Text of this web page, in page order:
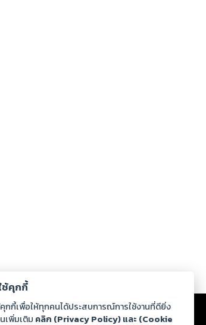
านกับเรา ดาวน์โหลด
ช้คุกกี้
คุกกี้เพื่อให้ทุกคนได้ประสบการณ์การใช้งานที่ดียิ่ง
เพิ่มเติม คลิก (Privacy Policy) และ (Cookie